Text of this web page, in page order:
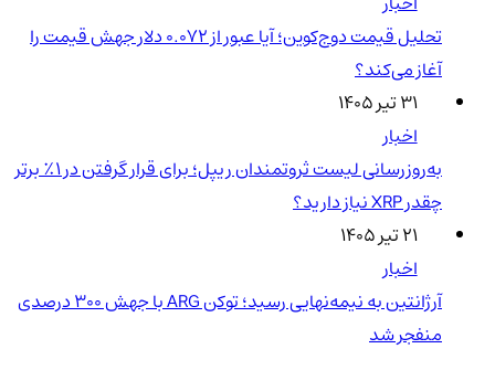
تحلیل قیمت دوج‌کوین؛ آیا عبور از ۰.۰۷۲ دلار جهش قیمت را
آغاز می‌کند؟
۳۱ تیر ۱۴۰۵
اخبار
به‌روزرسانی لیست ثروتمندان ریپل؛ برای قرار گرفتن در ۱٪ برتر
چقدر XRP نیاز دارید؟
۲۱ تیر ۱۴۰۵
اخبار
آرژانتین به نیمه‌نهایی رسید؛ توکن ARG با جهش ۳۰۰ درصدی
منفجر شد